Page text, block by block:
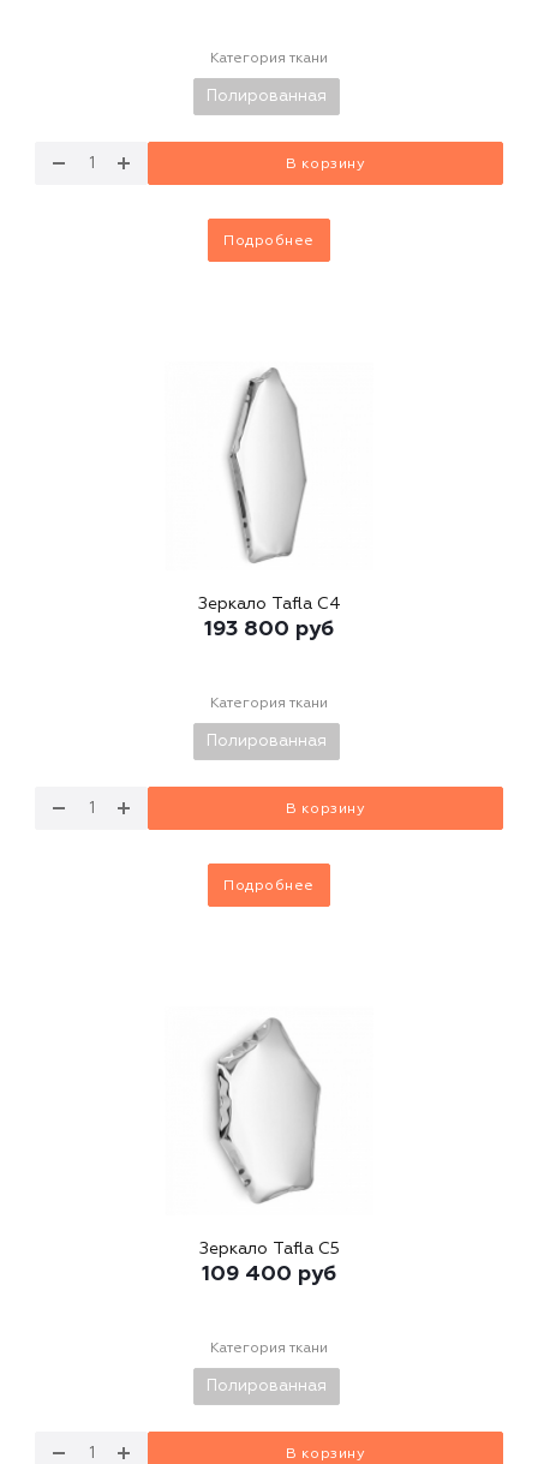
Категория ткани
Полированная
В корзину
Подробнее
Зеркало Tafla C4
193 800 руб
Категория ткани
Полированная
В корзину
Подробнее
Зеркало Tafla C5
109 400 руб
Категория ткани
Полированная
В корзину